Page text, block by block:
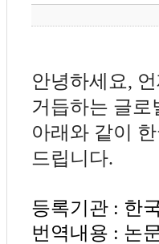
안녕하세요,
거듭하는 글
아래와 같이
드립니다.
등록기관 : 한
번역내용 : 논